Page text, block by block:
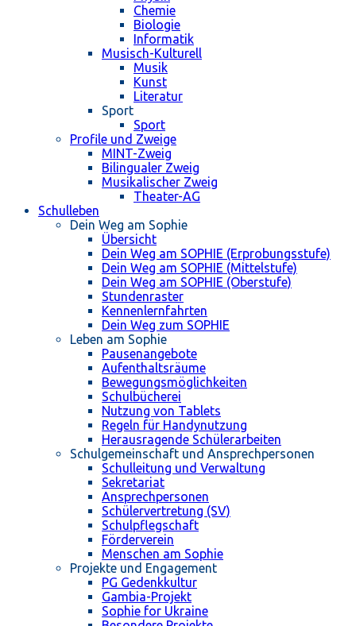
Chemie
Biologie
Informatik
Musisch-Kulturell
Musik
Kunst
Literatur
Sport
Sport
Profile und Zweige
MINT-Zweig
Bilingualer Zweig
Musikalischer Zweig
Theater-AG
Schulleben
Dein Weg am Sophie
Übersicht
Dein Weg am SOPHIE (Erprobungsstufe)
Dein Weg am SOPHIE (Mittelstufe)
Dein Weg am SOPHIE (Oberstufe)
Stundenraster
Kennenlernfahrten
Dein Weg zum SOPHIE
Leben am Sophie
Pausenangebote
Aufenthaltsräume
Bewegungsmöglichkeiten
Schulbücherei
Nutzung von Tablets
Regeln für Handynutzung
Herausragende Schülerarbeiten
Schulgemeinschaft und Ansprechpersonen
Schulleitung und Verwaltung
Sekretariat
Ansprechpersonen
Schülervertretung (SV)
Schulpflegschaft
Förderverein
Menschen am Sophie
Projekte und Engagement
PG Gedenkkultur
Gambia-Projekt
Sophie for Ukraine